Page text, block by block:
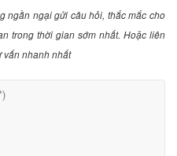
ngần ngại gửi câu hỏi, thắc mắc cho
trong thời gian sớm nhất. Hoặc liên
vấn nhanh nhất